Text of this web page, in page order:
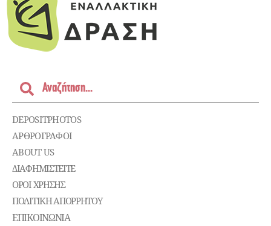
DEPOSITPHOTOS
ΑΡΘΡΟΓΡΑΦΟΙ
ABOUT US
ΔΙΑΦΗΜΙΣΤΕΊΤΕ
ΌΡΟΙ ΧΡΉΣΗΣ
ΠΟΛΙΤΙΚΉ ΑΠΟΡΡΉΤΟΥ
ΕΠΙΚΟΙΝΩΝΊΑ